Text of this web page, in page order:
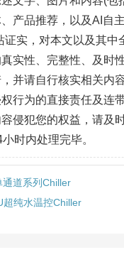
产品推荐，以及AI自
证实，对本文以及其中
实性、完整性、及时
并请自行核实相关内
行为的直接责任及连
侵犯您的权益，请及
时内处理完毕。
通道系列Chiller
超纯水温控Chiller